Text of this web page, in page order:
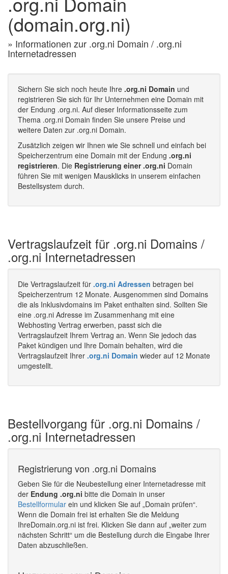
(domain.org.ni)
» Informationen zur .org.ni Domain / .org.ni
Internetadressen
Sichern Sie sich noch heute Ihre .org.ni Domain und
registrieren Sie sich für Ihr Unternehmen eine Domain mit
der Endung .org.ni. Auf dieser Informationsseite zum
Thema .org.ni Domain finden Sie unsere Preise und
weitere Daten zur .org.ni Domain.
Zusätzlich zeigen wir Ihnen wie Sie schnell und einfach bei
Speicherzentrum eine Domain mit der Endung .org.ni
registrieren. Die Registrierung einer .org.ni Domain
führen Sie mit wenigen Mausklicks in unserem einfachen
Bestellsystem durch.
Vertragslaufzeit für .org.ni Domains /
.org.ni Internetadressen
Die Vertragslaufzeit für .org.ni Adressen betragen bei
Speicherzentrum 12 Monate. Ausgenommen sind Domains
die als Inklusivdomains im Paket enthalten sind. Sollten Sie
eine .org.ni Adresse im Zusammenhang mit eine
Webhosting Vertrag erwerben, passt sich die
Vertragslaufzeit Ihrem Vertrag an. Wenn Sie jedoch das
Paket kündigen und Ihre Domain behalten, wird die
Vertragslaufzeit Ihrer .org.ni Domain wieder auf 12 Monate
umgestellt.
Bestellvorgang für .org.ni Domains /
.org.ni Internetadressen
Registrierung von .org.ni Domains
Geben Sie für die Neubestellung einer Internetadresse mit
der Endung .org.ni bitte die Domain in unser
Bestellformular ein und klicken Sie auf „Domain prüfen“.
Wenn die Domain frei ist erhalten Sie die Meldung
IhreDomain.org.ni ist frei. Klicken Sie dann auf „weiter zum
nächsten Schritt“ um die Bestellung durch die Eingabe Ihrer
Daten abzuschließen.